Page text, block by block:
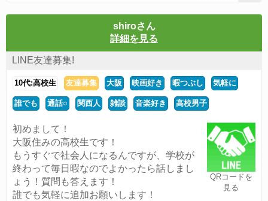
shiroさん
詳細を見る
LINE友達募集!
10代:高校生 友達募集 大阪 映画好き 暇つぶし 気軽に
誰でも 通話○ 関西人 雑談 音楽好き 高校男子
QRコードを
見る
初めまして！
大阪住みの高校生です！
もうすぐで社会人になるんですが、学校が
終わって毎日暇なのでよかったら話しまし
ょう！質問も答えます！
誰でも気軽に追加お願いします！